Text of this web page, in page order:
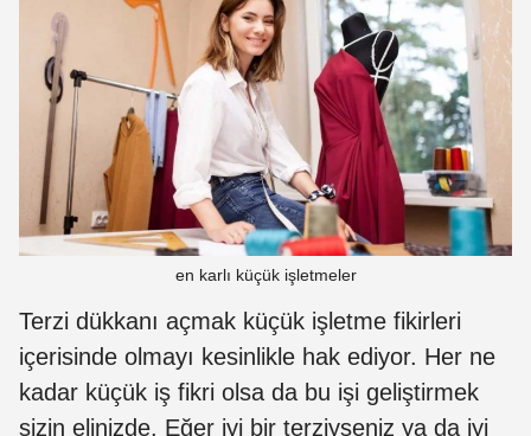
en karlı küçük işletmeler
Terzi dükkanı açmak küçük işletme fikirleri
içerisinde olmayı kesinlikle hak ediyor. Her ne
kadar küçük iş fikri olsa da bu işi geliştirmek
sizin elinizde. Eğer iyi bir terziyseniz ya da iyi